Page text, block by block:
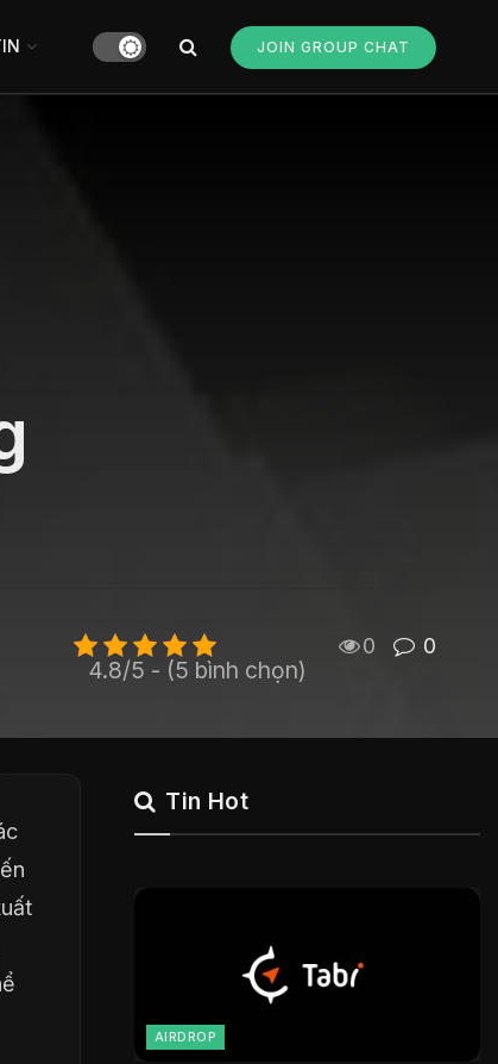
JOIN GROUP CHAT
4.8/5 - (5 bình chọn)
0 0
Tin Hot
AIRDROP